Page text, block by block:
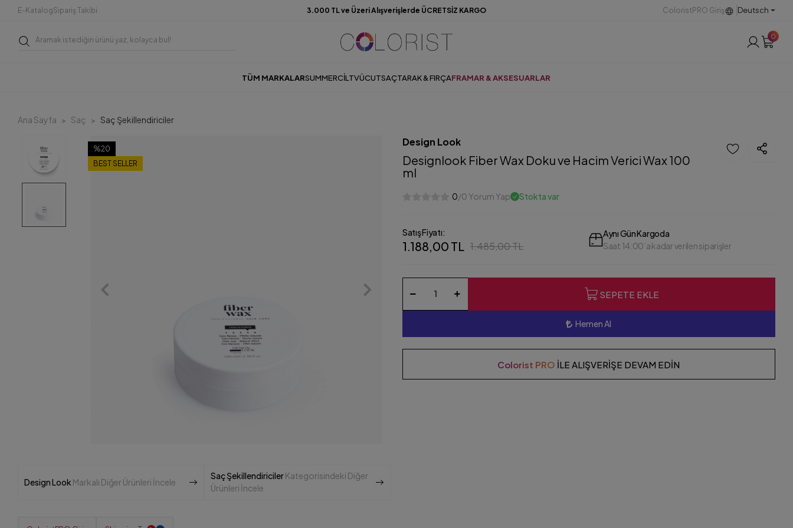
E-KatalogSipariş Takibi 3.000 TL ve Üzeri Alışverişlerde ÜCRETSİZ KARGO ColoristPRO Giriş Deutsch
0
TÜM MARKALARSUMMERCILTVÜCUTSAÇTARAK & FIRÇAFRAMAR & AKSESUARLAR
Ana Sayfa Saç Saç Şekillendiriciler
%20
BEST SELLER
Design Look Markalı Diğer Ürünleri İncele
Saç ŞekillendiricilerKategorisindeki Diğer
Ürünleri İncele
Design Look
Designlook Fiber Wax Doku ve Hacim Verici Wax 100
ml
0/0 Yorum Yap Stokta var
Satış Fiyatı:
1.188,00 TL 1.485,00 TL
Aynı Gün Kargoda
Saat 14:00’a kadar verilen siparişler
SEPETE EKLE
Hemen Al
Colorist PRO İLE ALIŞVERİŞE DEVAM EDİN